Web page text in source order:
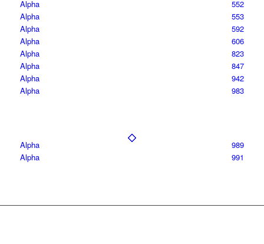
Alpha
552
Alpha
553
Alpha
592
Alpha
606
Alpha
823
Alpha
847
Alpha
942
Alpha
983
Alpha
989
Alpha
991